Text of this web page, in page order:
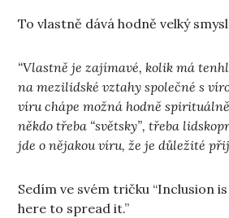
To vlastně dává hodně velký
“Vlastně je zajímavé, kolik má
na mezilidské vztahy společné s
víru chápe možná hodně
někdo třeba “světsky”, třeba
jde o nějakou víru, že je důležité
Sedím ve svém tričku “Inclusion
here to spread it.”